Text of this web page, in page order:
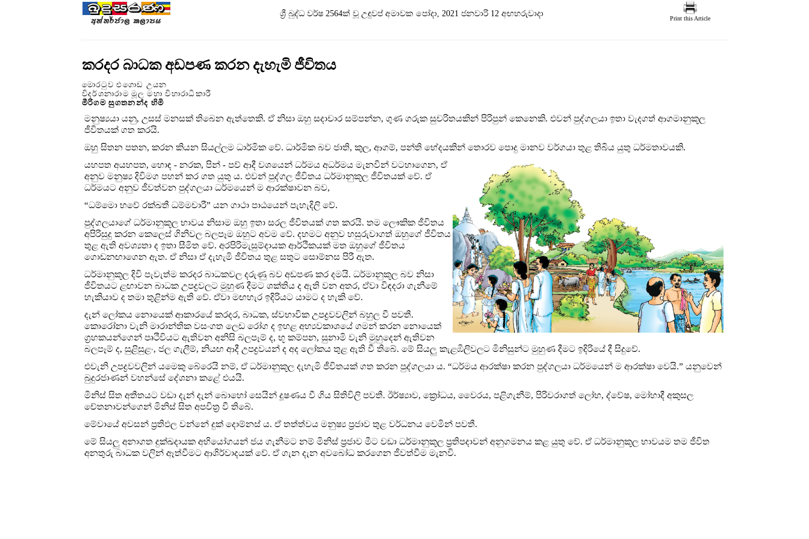
ශ්‍රී බුද්ධ වර්ෂ 2564ක් වූ උඳුවප් අමාවක පෝදා, 2021 ජනවාරි 12 අඟහරුවාදා
Print this Article
කරදර බාධක අඩපණ කරන දැහැමි ජීවිතය
මොරටුව එගොඩ උයන
විදර්ශනාරාම මූල මහා විහාරාධිකාරී
මීරිගම සුගතනන්ද හිමි
මනුෂ්‍යයා යනු, උසස් මනසක් තිබෙන ඇත්තෙකි. ඒ නිසා ඔහු සදාචාර සම්පන්න, ගුණ ගරුක සුචරිතයකින් පිරිපුන් කෙනෙකි. එවන් පුද්ගලයා ඉතා වැදගත් ආගමානුකූල
ජීවිතයක් ගත කරයි.
ඔහු සිතන පතන, කරන කියන සියල්ලම ධාර්මික වේ. ධාර්මික බව ජාති, කුල, ආගම්, පන්ති භේදයකින් තොරව පොදු මානව වර්ගයා තුළ තිබිය යුතු ධර්මතාවයකි.
යහපත අයහපත, හොඳ - නරක, පින් - පව් ආදී වශයෙන් ධර්මය අධර්මය මැනවින් වටහාගෙන, ඒ
අනුව මනුෂ්‍ය දිවිමග පහන් කර ගත යුතු ය. එවන් පුද්ගල ජීවිතය ධර්මානුකූල ජීවිතයක් වේ. ඒ
ධර්මයට අනුව ජීවත්වන පුද්ගලයා ධර්මයෙන් ම ආරක්ෂාවන බව,
“ධම්මො භවේ රක්ඛතී ධම්මචාරී” යන ගාථා පාඨයෙන් පැහැදිලි වේ.
පුද්ගලයාගේ ධර්මානුකූල භාවය නිසාම ඔහු ඉතා සරල ජීවිතයක් ගත කරයි. තම ලෞකික ජීවිතය
අපිරිසුදු කරන කෙලෙස් ගිනිවල බලපෑම ඔහුට අවම වේ. දහමට අනුව හසුරුවාගත් ඔහුගේ ජීවිතය
තුළ ඇති අවශ්‍යතා ද ඉතා සීමිත වේ. අරපිරිමැසුම්දායක ආර්ථිකයක් මත ඔහුගේ ජීවිතය
ගොඩනඟාගෙන ඇත. ඒ නිසා ඒ දැහැමි ජීවිතය තුළ සතුට සොම්නස පිරී ඇත.
ධර්මානුකූල දිවි පැවැත්ම කරදර බාධකවල දරුණු බව අඩපණ කර දමයි. ධර්මානුකූල බව නිසා
ජීවිතයට ළඟාවන බාධක උපද්‍රවලට මුහුණ දීමට ශක්තිය ද ඇති වන අතර, ඒවා විඳදරා ගැනීමේ
හැකියාව ද තමා තුළින්ම ඇති වේ. ඒවා මඟහැර ඉදිරියට යාමට ද හැකි වේ.
දැන් ලෝකය නොයෙක් ආකාරයේ කරදර, බාධක, ස්වභාවික උපද්‍රවවලින් බහුල වී පවතී.
කොරෝනා වැනි මාරාන්තික වසංගත ලෙඩ රෝග ද ඉහළ අභ්‍යවකාශයේ ගමන් කරන නොයෙක්
ග්‍රහකයන්ගෙන් පෘථිවියට ඇතිවන අනිසි බලපෑම් ද, භූ කම්පන, සුනාමි වැනි මුහුදෙන් ඇතිවන
බලපෑම් ද, සුළිසුළං, ජල ගැලීම්, නියඟ ආදී උපද්‍රවයන් ද අද ලෝකය තුළ ඇති වී තිබේ. මේ සියලු කැළඹිලිවලට මිනිසුන්ට මුහුණ දීමට ඉදිරියේ දී සිදුවේ.
එවැනි උපද්‍රවවලින් යමෙකු බේරෙයි නම්, ඒ ධර්මානුකූල දැහැමි ජීවිතයක් ගත කරන පුද්ගලයා ය. “ධර්මය ආරක්ෂා කරන පුද්ගලයා ධර්මයෙන් ම ආරක්ෂා වෙයි.” යනුවෙන්
බුදුරජාණන් වහන්සේ දේශනා කළේ එයයි.
මිනිස් සිත අතීතයට වඩා දැන් දැන් බොහෝ සෙයින් දූෂණය වී ගිය සිතිවිලි පවතී. ඊර්ෂ්‍යාව, ක්‍රෝධය, වෛරය, පළිගැනීම්, පිරිවරාගත් ලෝභ, ද්වේෂ, මෝහාදී අකුසල
චේතනාවන්ගෙන් මිනිස් සිත අපවිත්‍ර වී තිබේ.
මේවායේ අවසන් ප්‍රතිඵල වන්නේ දුක් දොම්නස් ය. ඒ තත්ත්වය මනුෂ්‍ය ප්‍රජාව තුළ වර්ධනය වෙමින් පවතී.
මේ සියලු අනාගත දුක්ඛදායක අභියෝගයන් ජය ගැනීමට නම් මිනිස් ප්‍රජාව මීට වඩා ධර්මානුකූල ප්‍රතිපදාවන් අනුගමනය කළ යුතු වේ. ඒ ධර්මානුකූල භාවයම තම ජීවිත
අනතුරු බාධක වලින් ඈත්වීමට ආශිර්වාදයක් වේ. ඒ ගැන දැන අවබෝධ කරගෙන ජීවත්වීම මැනවි.